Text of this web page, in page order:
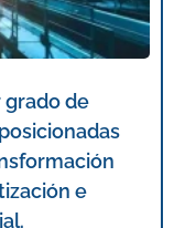
grado de
e